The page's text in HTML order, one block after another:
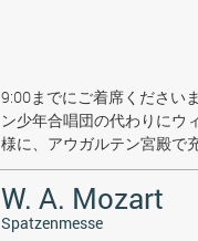
9:00までにご着席ください
ン少年合唱団の代わりにウ
様に、アウガルテン宮殿で
W. A. Mozart
Spatzenmesse